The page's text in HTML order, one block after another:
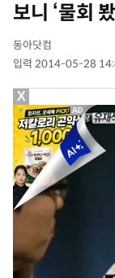
보니 ‘물회
동아닷컴
입력 2014-05-28
X